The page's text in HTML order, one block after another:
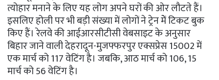
त्योहार मनाने के लिए यह लोग अपने घरों की ओर लौटते हैं।
इसलिए होली पर भी बड़ी संख्या में लोगों ने ट्रेन मेें टिकट बुक
किए हैं। रेलवे की आईआरसीटीसी वेबसाइट के अनुसार
बिहार जाने वाली देहरादून-मुजफ्फरपुर एक्सप्रेस 15002 में
एक मार्च को 117 वेटिंग है। जबकि, आठ मार्च को 106, 15
मार्च को 56 वेटिंग है।